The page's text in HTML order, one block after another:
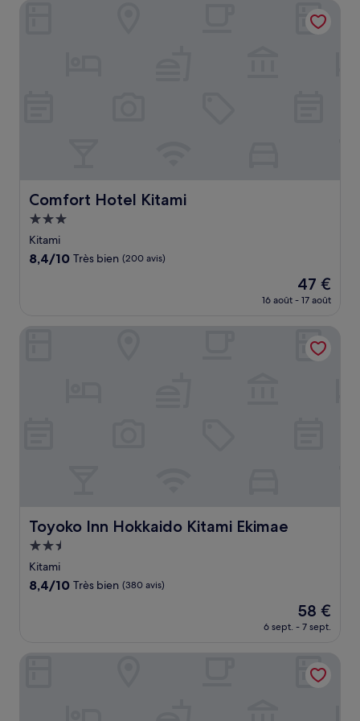
de
63 €
Comfort Hotel Kitami
Comfort Hotel Kitami
Hébergement
3.0 étoiles
Kitami
8.4
(200 avis)
8,4/10 Très bien (200 avis)
Le
nouveau
de
47 €
47 €
16 août - 17 août
Toyoko Inn Hokkaido Kitami Ekimae
Toyoko Inn Hokkaido Kitami Ekimae
Hébergement
2.5 étoiles
Kitami
8.4
(380 avis)
8,4/10 Très bien (380 avis)
Le
nouveau
de
58 €
58 €
6 sept. - 7 sept.